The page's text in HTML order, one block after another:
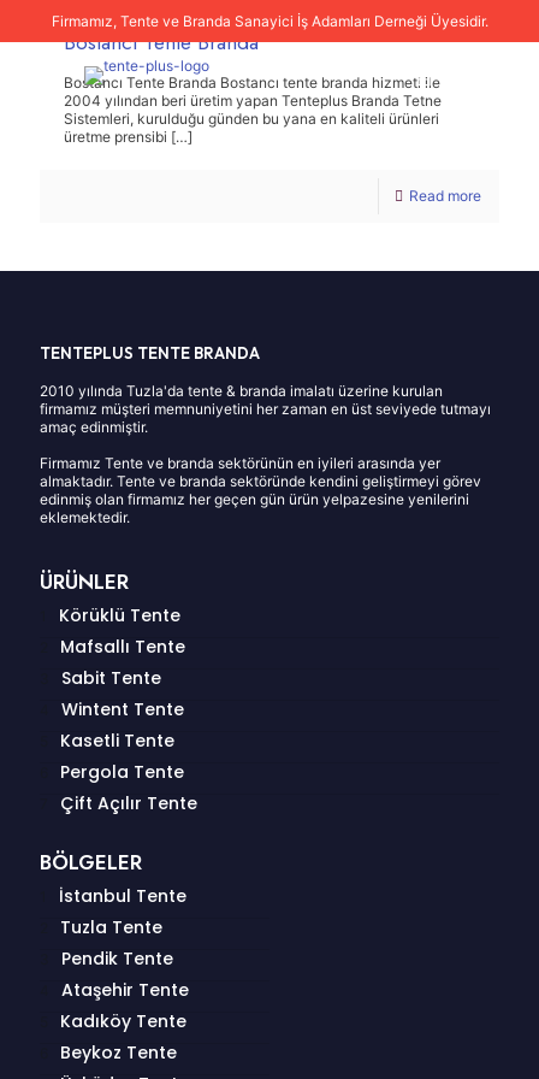
Firmamız, Tente ve Branda Sanayici İş Adamları Derneği Üyesidir.
Bostancı Tente Branda
Bostancı Tente Branda Bostancı tente branda hizmeti ile
2004 yılından beri üretim yapan Tenteplus Branda Tetne
Sistemleri, kurulduğu günden bu yana en kaliteli ürünleri
üretme prensibi […]
Read more
TENTEPLUS TENTE BRANDA
2010 yılında Tuzla'da tente & branda imalatı üzerine kurulan
firmamız müşteri memnuniyetini her zaman en üst seviyede tutmayı
amaç edinmiştir.
Firmamız Tente ve branda sektörünün en iyileri arasında yer
almaktadır. Tente ve branda sektöründe kendini geliştirmeyi görev
edinmiş olan firmamız her geçen gün ürün yelpazesine yenilerini
eklemektedir.
ÜRÜNLER
Körüklü Tente
Mafsallı Tente
Sabit Tente
Wintent Tente
Kasetli Tente
Pergola Tente
Çift Açılır Tente
BÖLGELER
İstanbul Tente
Tuzla Tente
Pendik Tente
Ataşehir Tente
Kadıköy Tente
Beykoz Tente